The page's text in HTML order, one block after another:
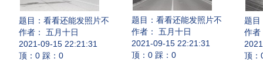
题目： 看看还能发照片不
作者： 五月十日
2021-09-15 22:21:31
顶：0 踩：0
题目： 看看还能发照片不
作者： 五月十日
2021-09-15 22:21:31
顶：0 踩：0
题目
作者
顶：